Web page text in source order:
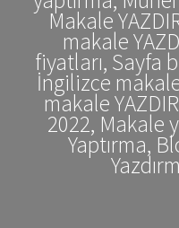
Makale
makale
fiyatları, Sayfa
İngilizce
makale
2022, Makale
Yaptırma,